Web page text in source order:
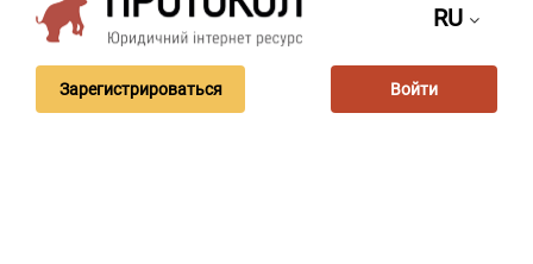
RU
Зарегистрироваться Войти